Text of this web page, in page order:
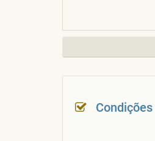
TOPOGRAFIA DO